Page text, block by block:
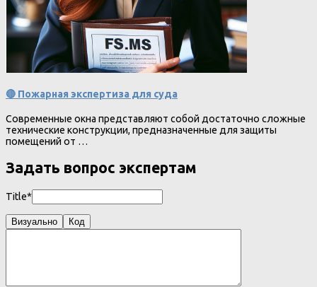
🔴 Пожарная экспертиза для суда
Современные окна представляют собой достаточно сложные
технические конструкции, предназначенные для защиты
помещений от …
Задать вопрос экспертам
Title*
Визуально Код